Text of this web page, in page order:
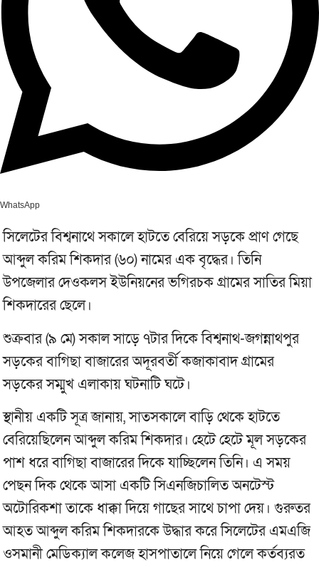
WhatsApp
সিলেটের বিশ্বনাথে সকালে হাটতে বেরিয়ে সড়কে প্রাণ গেছে
আব্দুল করিম শিকদার (৬০) নামের এক বৃদ্ধের। তিনি
উপজেলার দেওকলস ইউনিয়নের ভগিরচক গ্রামের সাতির মিয়া
শিকদারের ছেলে।
শুক্রবার (৯ মে) সকাল সাড়ে ৭টার দিকে বিশ্বনাথ-জগন্নাথপুর
সড়কের বাগিছা বাজারের অদূরবর্তী কজাকাবাদ গ্রামের
সড়কের সম্মুখ এলাকায় ঘটনাটি ঘটে।
স্থানীয় একটি সূত্র জানায়, সাতসকালে বাড়ি থেকে হাটতে
বেরিয়েছিলেন আব্দুল করিম শিকদার। হেটে হেটে মূল সড়কের
পাশ ধরে বাগিছা বাজারের দিকে যাচ্ছিলেন তিনি। এ সময়
পেছন দিক থেকে আসা একটি সিএনজিচালিত অনটেস্ট
অটোরিকশা তাকে ধাক্কা দিয়ে গাছের সাথে চাপা দেয়। গুরুতর
আহত আব্দুল করিম শিকদারকে উদ্ধার করে সিলেটের এমএজি
ওসমানী মেডিক্যাল কলেজ হাসপাতালে নিয়ে গেলে কর্তব্যরত